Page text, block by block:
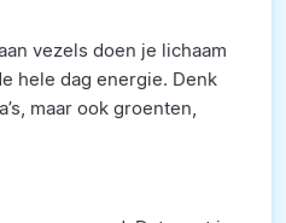
vezels doen je lichaam
hele dag energie. Denk
maar ook groenten,